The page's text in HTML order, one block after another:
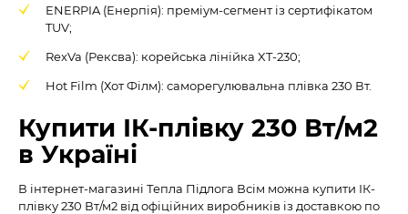
ENERPIA (Енерпія): преміум-сегмент із сертифікатом
TUV;
RexVa (Рексва): корейська лінійка XT-230;
Hot Film (Хот Філм): саморегулювальна плівка 230 Вт.
Купити ІК-плівку 230 Вт/м2
в Україні
В інтернет-магазині Тепла Підлога Всім можна купити ІК-
плівку 230 Вт/м2 від офіційних виробників із доставкою по